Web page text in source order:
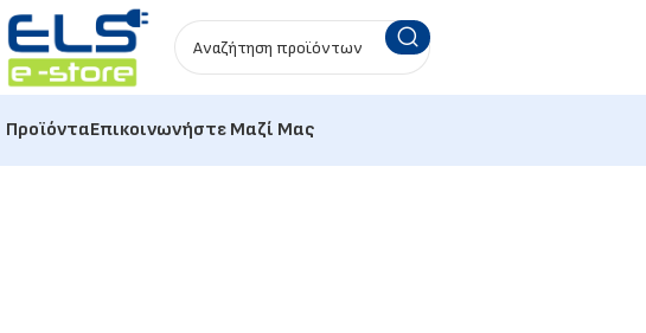
ΠροϊόνταΕπικοινωνήστε Μαζί Μας